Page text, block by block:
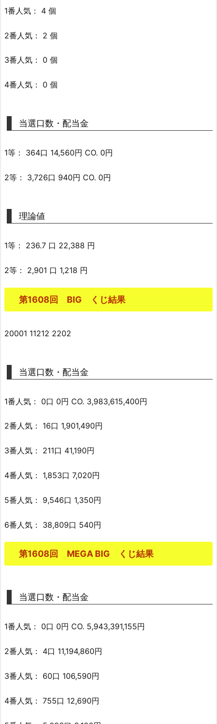
1番人気： 4 個
2番人気： 2 個
3番人気： 0 個
4番人気： 0 個
当選口数・配当金
1等： 364口 14,560円 CO. 0円
2等： 3,726口 940円 CO. 0円
理論値
1等： 236.7 口 22,388 円
2等： 2,901 口 1,218 円
第1608回 BIG くじ結果
20001 11212 2202
当選口数・配当金
1番人気： 0口 0円 CO. 3,983,615,400円
2番人気： 16口 1,901,490円
3番人気： 211口 41,190円
4番人気： 1,853口 7,020円
5番人気： 9,546口 1,350円
6番人気： 38,809口 540円
第1608回 MEGA BIG くじ結果
当選口数・配当金
1番人気： 0口 0円 CO. 5,943,391,155円
2番人気： 4口 11,194,860円
3番人気： 60口 106,590円
4番人気： 755口 12,690円